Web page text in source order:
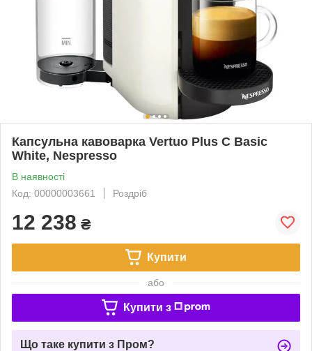
Капсульна кавоварка Vertuo Plus C Basic
White, Nespresso
В наявності
Код: 00000003661
Роздріб
12 238 ₴
Купити
або
Купити з
Що таке купити з Пром?